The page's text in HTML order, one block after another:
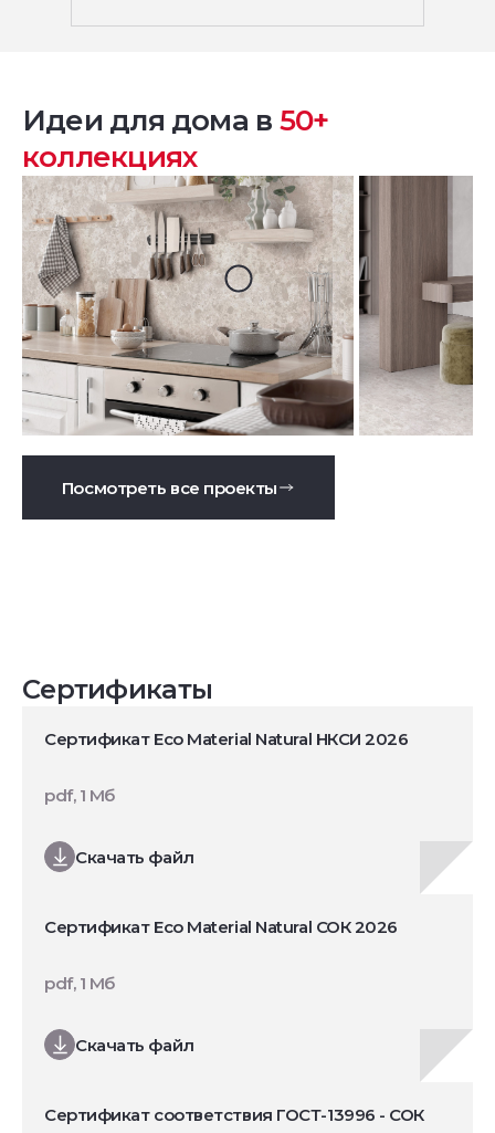
Идеи для дома в 50+
коллекциях
Посмотреть все проекты
Сертификаты
Сертификат Eco Material Natural НКСИ 2026
Скачать файл
pdf, 1 Мб
Сертификат Eco Material Natural СОК 2026
Скачать файл
pdf, 1 Мб
Сертификат соответствия ГОСТ-13996 - СОК